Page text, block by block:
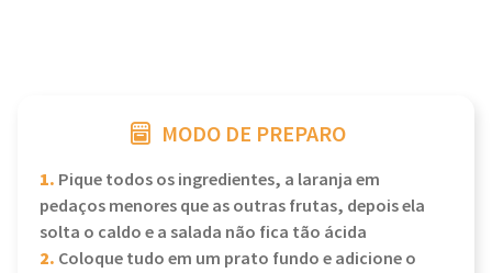
MODO DE PREPARO
1. Pique todos os ingredientes, a laranja em
pedaços menores que as outras frutas, depois ela
solta o caldo e a salada não fica tão ácida
2. Coloque tudo em um prato fundo e adicione o